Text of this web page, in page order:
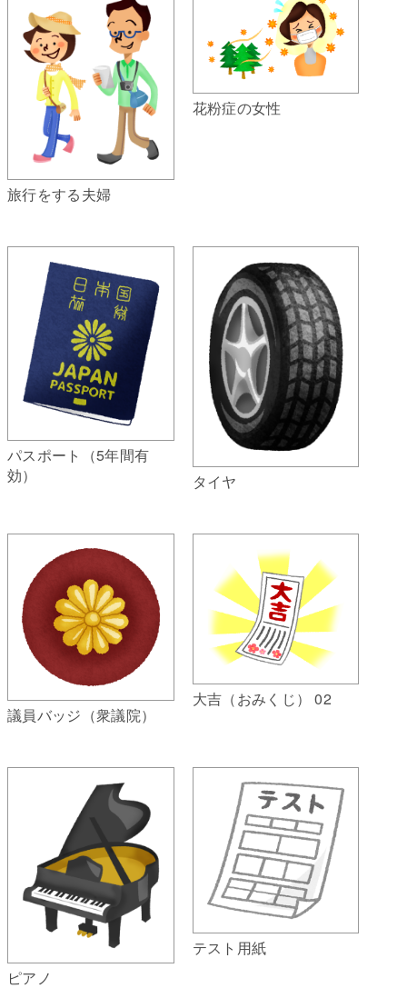
旅行をする夫婦
花粉症の女性
パスポート（5年間有
効）
タイヤ
議員バッジ（衆議院）
大吉（おみくじ） 02
ピアノ
テスト用紙